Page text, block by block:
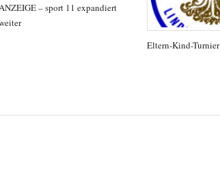
– sport 11 expandiert
Eltern-Kind-Turnier